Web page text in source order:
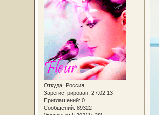
Откуда: Россия
Зарегистрирован: 27.02.13
Приглашений: 0
Сообщений: 89322